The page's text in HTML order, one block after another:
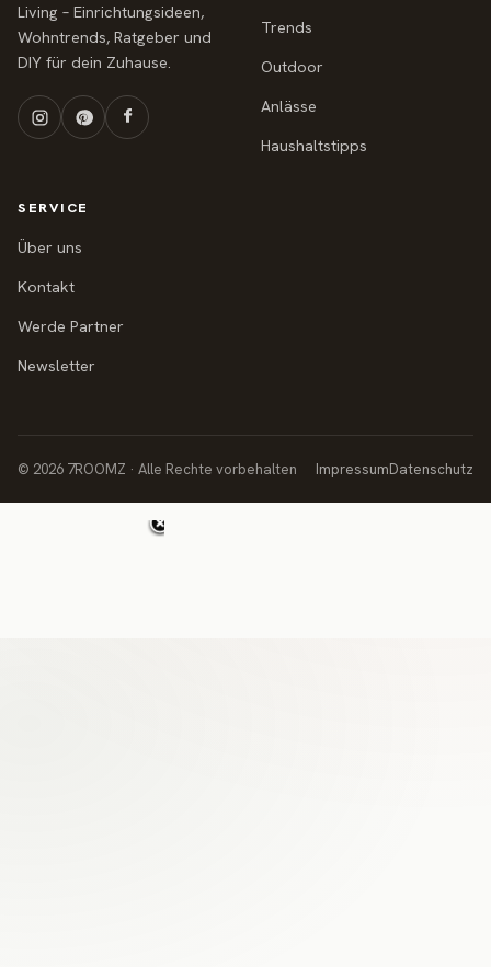
Living – Einrichtungsideen,
Wohntrends, Ratgeber und
DIY für dein Zuhause.
Trends
Outdoor
Anlässe
Haushaltstipps
SERVICE
Über uns
Kontakt
Werde Partner
Newsletter
© 2026 7ROOMZ · Alle Rechte vorbehalten ImpressumDatenschutz